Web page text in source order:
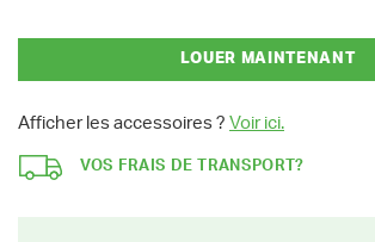
LOUER MAINTENANT
Afficher les accessoires ? Voir ici.
VOS FRAIS DE TRANSPORT?